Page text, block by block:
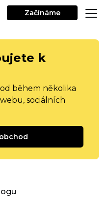
Začínáme
k
během několika
sociálních